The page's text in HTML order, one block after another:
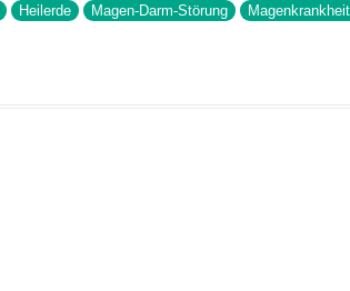
Heilerde Magen-Darm-Störung